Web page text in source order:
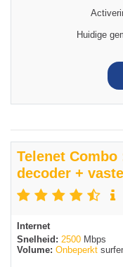
Huidige
Telenet
decoder +
Internet
Snelheid: 2500 Mbps
Volume: Onbeperkt